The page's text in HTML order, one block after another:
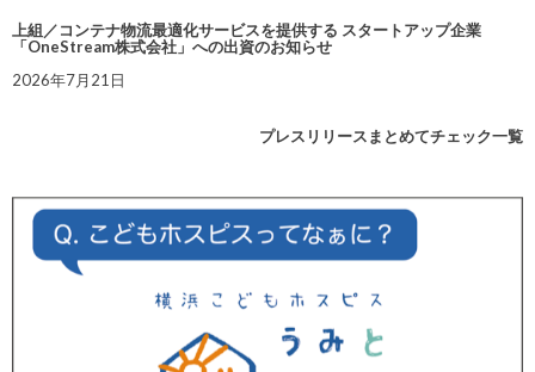
上組／コンテナ物流最適化サービスを提供する スタートアップ企業
「OneStream株式会社」への出資のお知らせ
2026年7月21日
プレスリリースまとめてチェック一覧